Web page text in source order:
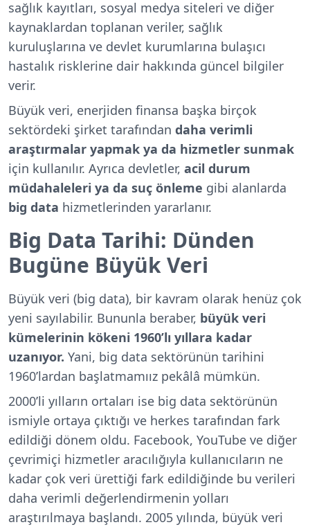
sağlık kayıtları, sosyal medya siteleri ve diğer
kaynaklardan toplanan veriler, sağlık
kuruluşlarına ve devlet kurumlarına bulaşıcı
hastalık risklerine dair hakkında güncel bilgiler
verir.
Büyük veri, enerjiden finansa başka birçok
sektördeki şirket tarafından daha verimli
araştırmalar yapmak ya da hizmetler sunmak
için kullanılır. Ayrıca devletler, acil durum
müdahaleleri ya da suç önleme gibi alanlarda
big data hizmetlerinden yararlanır.
Big Data Tarihi: Dünden
Bugüne Büyük Veri
Büyük veri (big data), bir kavram olarak henüz çok
yeni sayılabilir. Bununla beraber, büyük veri
kümelerinin kökeni 1960’lı yıllara kadar
uzanıyor. Yani, big data sektörünün tarihini
1960’lardan başlatmamıız pekâlâ mümkün.
2000’li yılların ortaları ise big data sektörünün
ismiyle ortaya çıktığı ve herkes tarafından fark
edildiği dönem oldu. Facebook, YouTube ve diğer
çevrimiçi hizmetler aracılığıyla kullanıcıların ne
kadar çok veri ürettiği fark edildiğinde bu verileri
daha verimli değerlendirmenin yolları
araştırılmaya başlandı. 2005 yılında, büyük veri